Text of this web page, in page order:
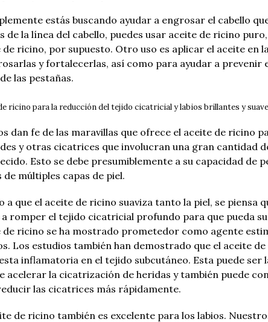
estás buscando ayudar a engrosar el cabello
de la línea del cabello, puedes usar aceite de ricino
de ricino, por supuesto. Otro uso es aplicar el aceite en
y fortalecerlas, así como para ayudar a prevenir
las pestañas.
ricino para la reducción del tejido cicatricial y labios brillantes y
dan fe de las maravillas que ofrece el aceite de ricino
y otras cicatrices que involucran una gran cantidad
Esto se debe presumiblemente a su capacidad de
de múltiples capas de piel.
a que el aceite de ricino suaviza tanto la piel, se piensa
a romper el tejido cicatricial profundo para que pueda
de ricino se ha mostrado prometedor como agente
Los estudios también han demostrado que el aceite
inflamatoria en el tejido subcutáneo. Esta puede ser
acelerar la cicatrización de heridas y también puede
las cicatrices más rápidamente.
de ricino también es excelente para los labios.